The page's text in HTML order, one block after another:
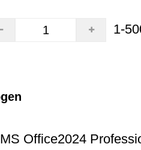
1-
MS Office2024